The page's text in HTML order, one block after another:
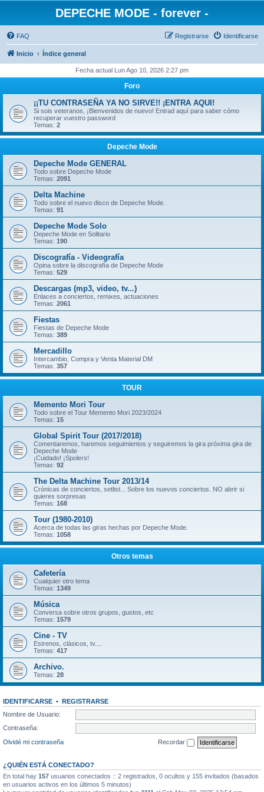
DEPECHE MODE - forever -
FAQ Identificarse
Registrarse
Inicio Índice general
Fecha actual Lun Ago 10, 2026 2:27 pm
Foro
¡¡TU CONTRASEÑA YA NO SIRVE!! ¡ENTRA AQUI!
Si sois veteranos, ¡Bienvenidos de nuevo! Entrad aquí para saber cómo
recuperar vuestro password
Temas: 2
Depeche Mode
Depeche Mode GENERAL
Todo sobre Depeche Mode
Temas: 2091
Delta Machine
Todo sobre el nuevo disco de Depeche Mode.
Temas: 91
Depeche Mode Solo
Depeche Mode en Solitario
Temas: 190
Discografía - Videografía
Opina sobre la discografía de Depeche Mode
Temas: 529
Descargas (mp3, video, tv...)
Enlaces a conciertos, remixes, actuaciones
Temas: 2061
Fiestas
Fiestas de Depeche Mode
Temas: 389
Mercadillo
Intercambio, Compra y Venta Material DM
Temas: 357
TOUR
Memento Mori Tour
Todo sobre el Tour Memento Mori 2023/2024
Temas: 15
Global Spirit Tour (2017/2018)
Comentaremos, haremos seguimientos y seguiremos la gira próxima gira de
Depeche Mode
¡Cuidado! ¡Spolers!
Temas: 92
The Delta Machine Tour 2013/14
Crónicas de conciertos, setlist... Sobre los nuevos conciertos. NO abrir si
quieres sorpresas
Temas: 168
Tour (1980-2010)
Acerca de todas las giras hechas por Depeche Mode.
Temas: 1058
Otros temas
Cafetería
Cualquier otro tema
Temas: 1349
Música
Conversa sobre otros grupos, gustos, etc
Temas: 1579
Cine - TV
Estrenos, clásicos, tv....
Temas: 417
Archivo.
Temas: 28
IDENTIFICARSE • REGISTRARSE
Nombre de Usuario:
Contraseña:
Olvidé mi contraseña
Recordar
¿QUIÉN ESTÁ CONECTADO?
En total hay 157 usuarios conectados :: 2 registrados, 0 ocultos y 155 invitados (basados
en usuarios activos en los últimos 5 minutos)